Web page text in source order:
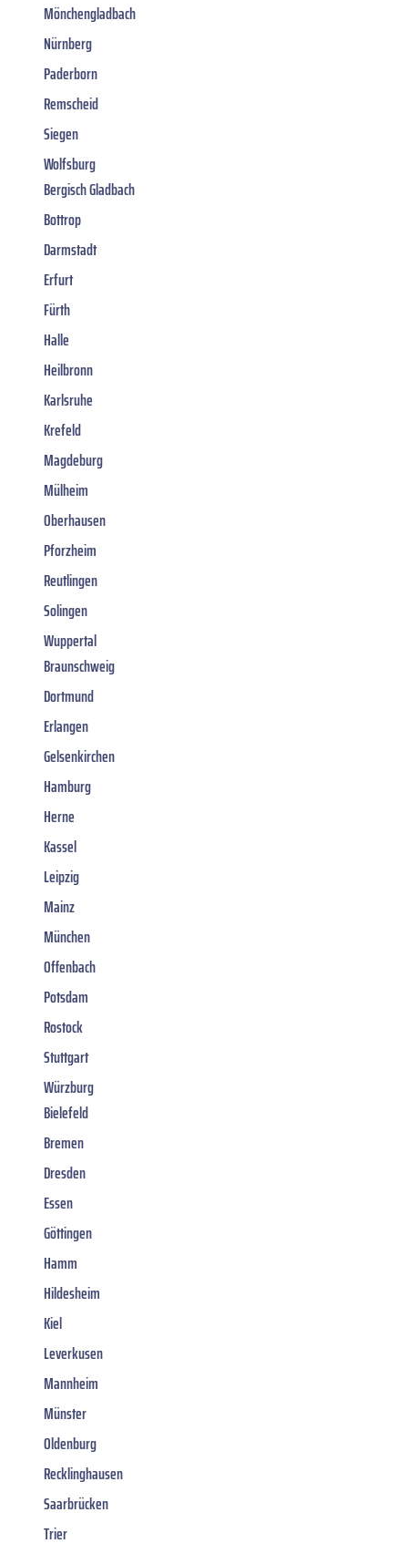
Mönchengladbach
Nürnberg
Paderborn
Remscheid
Siegen
Wolfsburg
Bergisch Gladbach
Bottrop
Darmstadt
Erfurt
Fürth
Halle
Heilbronn
Karlsruhe
Krefeld
Magdeburg
Mülheim
Oberhausen
Pforzheim
Reutlingen
Solingen
Wuppertal
Braunschweig
Dortmund
Erlangen
Gelsenkirchen
Hamburg
Herne
Kassel
Leipzig
Mainz
München
Offenbach
Potsdam
Rostock
Stuttgart
Würzburg
Bielefeld
Bremen
Dresden
Essen
Göttingen
Hamm
Hildesheim
Kiel
Leverkusen
Mannheim
Münster
Oldenburg
Recklinghausen
Saarbrücken
Trier